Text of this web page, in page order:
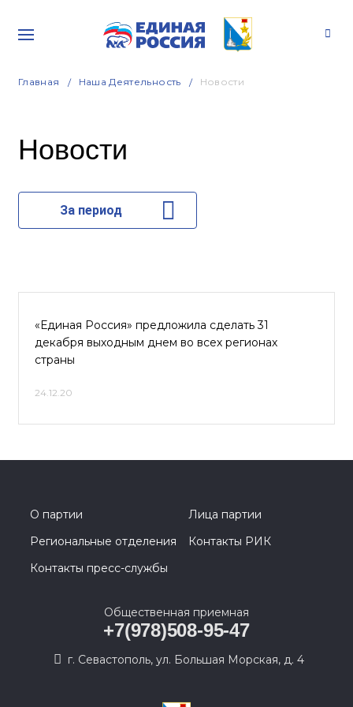
Главная Наша Деятельность Новости
Новости
За период
«Единая Россия» предложила сделать 31
декабря выходным днем во всех регионах
страны
24.12.20
О партии
Лица партии
Региональные отделения
Контакты РИК
Контакты пресс-службы
Общественная приемная
+7(978)508-95-47
г. Севастополь, ул. Большая Морская, д. 4